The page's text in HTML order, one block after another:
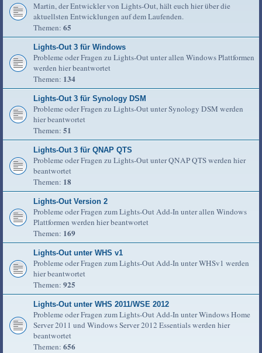
Martin, der Entwickler von Lights-Out, hält euch hier über die
aktuellsten Entwicklungen auf dem Laufenden.
Themen: 65
Lights-Out 3 für Windows
Probleme oder Fragen zu Lights-Out unter allen Windows Plattformen
werden hier beantwortet
Themen: 134
Lights-Out 3 für Synology DSM
Probleme oder Fragen zu Lights-Out unter Synology DSM werden
hier beantwortet
Themen: 51
Lights-Out 3 für QNAP QTS
Probleme oder Fragen zu Lights-Out unter QNAP QTS werden hier
beantwortet
Themen: 18
Lights-Out Version 2
Probleme oder Fragen zum Lights-Out Add-In unter allen Windows
Plattformen werden hier beantwortet
Themen: 169
Lights-Out unter WHS v1
Probleme oder Fragen zum Lights-Out Add-In unter WHSv1 werden
hier beantwortet
Themen: 925
Lights-Out unter WHS 2011/WSE 2012
Probleme oder Fragen zum Lights-Out Add-In unter Windows Home
Server 2011 und Windows Server 2012 Essentials werden hier
beantwortet
Themen: 656